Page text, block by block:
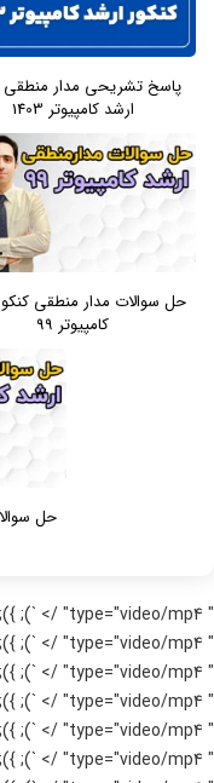
پاسخ تشریحی مدار منطقی
ارشد کامپیوتر 1403
حل سوالات مدار منطقی
کامپیوتر 99
حل
" type="video/mp4" /> `); });
" type="video/mp4" /> `); });
" type="video/mp4" /> `); });
" type="video/mp4" /> `); });
" type="video/mp4" /> `); });
" type="video/mp4" /> `); });